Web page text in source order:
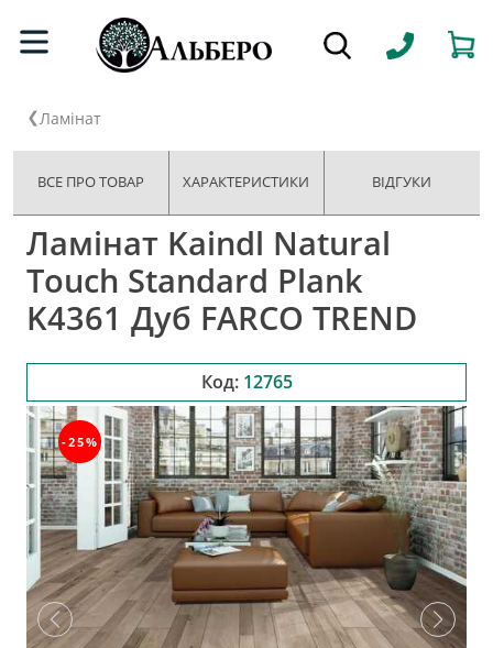
Ламінат
ВСЕ ПРО ТОВАР ХАРАКТЕРИСТИКИ ВІДГУКИ
Ламінат Kaindl Natural
Touch Standard Plank
K4361 Дуб FARCO TREND
Код: 12765
-25%